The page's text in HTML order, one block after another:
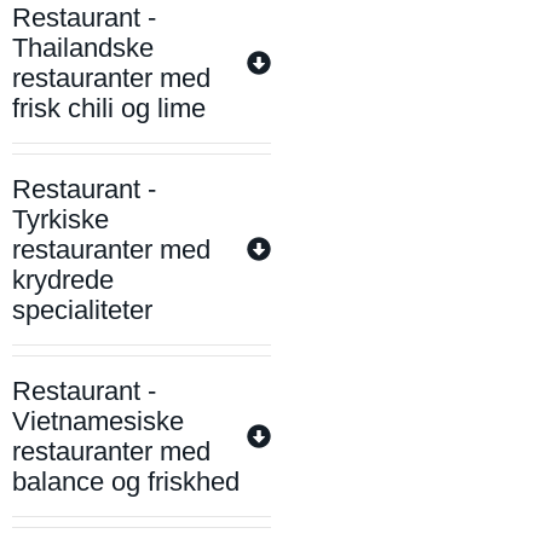
Restaurant -
Thailandske
restauranter med
frisk chili og lime
Restaurant -
Tyrkiske
restauranter med
krydrede
specialiteter
Restaurant -
Vietnamesiske
restauranter med
balance og friskhed